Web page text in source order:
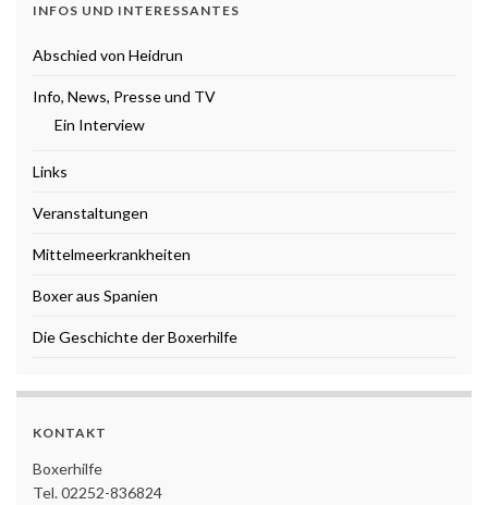
INFOS UND INTERESSANTES
Abschied von Heidrun
Info, News, Presse und TV
Ein Interview
Links
Veranstaltungen
Mittelmeerkrankheiten
Boxer aus Spanien
Die Geschichte der Boxerhilfe
KONTAKT
Boxerhilfe
Tel. 02252-836824